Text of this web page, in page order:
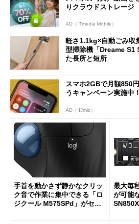
りクラウドストレージ
AD（ITmedia Mobile）
軽さ1.1kg×自動ごみ収
型掃除機「Dreame
た長所と短所
スマホ2GBで月額850
うキャンペーン実施中！
AD（IIJmio）
手首を動かさず静かなクリッ
ク音で作業に集中できる「ロ
ジクール M575SPd」がセー
最大毎
が可能